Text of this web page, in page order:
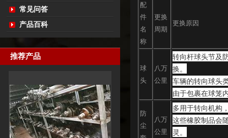
常见问答
产品百科
推荐产品
配
件
名
称
更换
周期
更换原因
球
头
八万
公里
转向杆球头节及
换。
车辆的转向球头
由于包裹在球笼
防
尘
八万
公里
多用于转向机构
这些橡胶制品会
灵。